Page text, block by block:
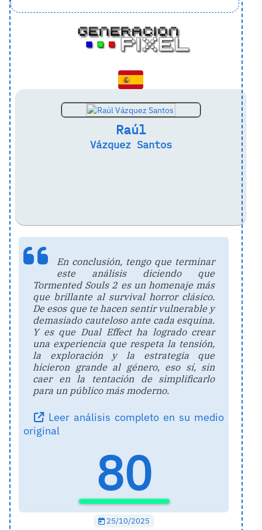
Raúl
Vázquez Santos
En conclusión, tengo que terminar
este análisis diciendo que
Tormented Souls 2 es un homenaje más
que brillante al survival horror clásico.
De esos que te hacen sentir vulnerable y
demasiado cauteloso ante cada esquina.
Y es que Dual Effect ha logrado crear
una experiencia que respeta la tensión,
la exploración y la estrategia que
hicieron grande al género, eso sí, sin
caer en la tentación de simplificarlo
para un público más moderno.
Leer análisis completo en su medio
original
80
25/10/2025